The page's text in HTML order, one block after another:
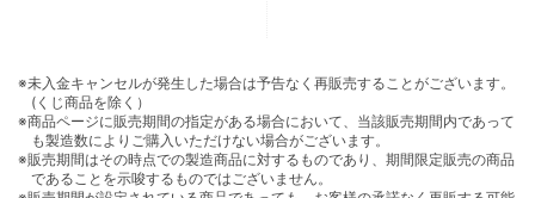
※未入金キャンセルが発生した場合は予告なく再販売することがございます。
(くじ商品を除く）
※商品ページに販売期間の指定がある場合において、当該販売期間内であって
も製造数によりご購入いただけない場合がございます。
※販売期間はその時点での製造商品に対するものであり、期間限定販売の商品
であることを示唆するものではございません。